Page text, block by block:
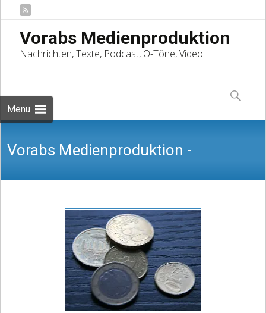
Vorabs Medienproduktion
Nachrichten, Texte, Podcast, O-Töne, Video
Menu
to
content
Suchen
nach:
Vorabs Medienproduktion -
Nachrichten, Texte, Podcast, O-Töne,